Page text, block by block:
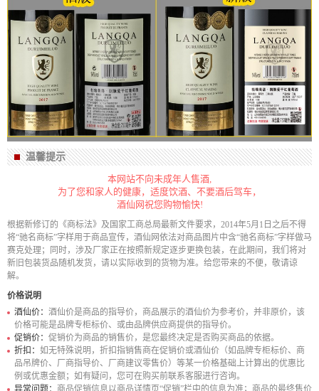
温馨提示
本网站不向未成年人售酒,
为了您和家人的健康，适度饮酒、不要酒后驾车，
酒仙网祝您购物愉快!
根据新修订的《商标法》及国家工商总局最新文件要求，2014年5月1日之后不得
将“驰名商标”字样用于商品宣传，酒仙网依法对商品图片中含“驰名商标”字样做马
赛克处理；同时，涉及厂家正在按照新规定逐步更换包装，在此期间，我们将对
新旧包装货品随机发货，请以实际收到的货物为准。给您带来的不便，敬请谅
解。
价格说明
酒仙价： 酒仙价是商品的指导价，商品展示的酒仙价为参考价，并非原价，该
价格可能是品牌专柜标价、或由品牌供应商提供的指导价。
促销价： 促销价为商品的销售价，是您最终决定是否购买商品的依据。
折扣： 如无特殊说明，折扣指销售商在促销价或酒仙价（如品牌专柜标价、商
品吊牌价、厂商指导价、厂商建议零售价）等某一价格基础上计算出的优惠比
例或优惠金额；如有疑问，您可在购买前联系客服进行咨询。
异常问题： 商品促销信息以商品详情页“促销”栏中的信息为准；商品的最终售价